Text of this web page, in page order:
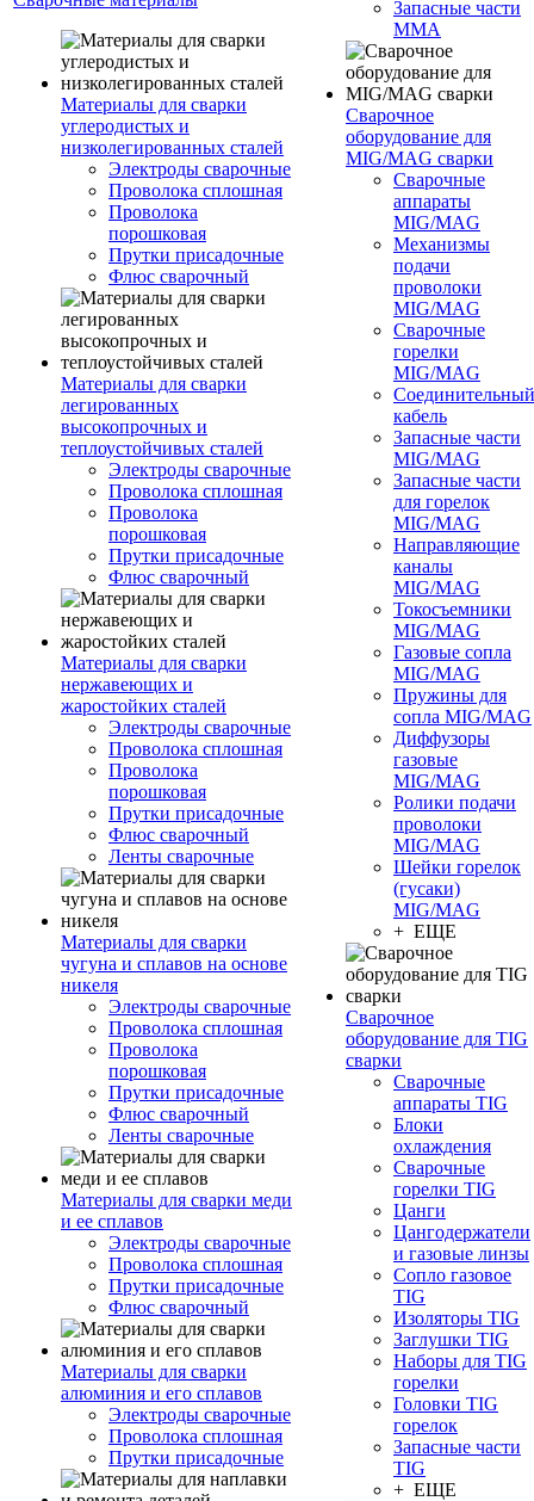
Материалы для сварки
углеродистых и
низколегированных сталей
Электроды сварочные
Проволока сплошная
Проволока
порошковая
Прутки присадочные
Флюс сварочный
Материалы для сварки
легированных
высокопрочных и
теплоустойчивых сталей
Электроды сварочные
Проволока сплошная
Проволока
порошковая
Прутки присадочные
Флюс сварочный
Материалы для сварки
нержавеющих и
жаростойких сталей
Электроды сварочные
Проволока сплошная
Проволока
порошковая
Прутки присадочные
Флюс сварочный
Ленты сварочные
Материалы для сварки
чугуна и сплавов на основе
никеля
Электроды сварочные
Проволока сплошная
Проволока
порошковая
Прутки присадочные
Флюс сварочный
Ленты сварочные
Материалы для сварки меди
и ее сплавов
Электроды сварочные
Проволока сплошная
Прутки присадочные
Флюс сварочный
Материалы для сварки
алюминия и его сплавов
Электроды сварочные
Проволока сплошная
Прутки присадочные
Запасные части
MMA
Сварочное
оборудование для
MIG/MAG сварки
Сварочные
аппараты
MIG/MAG
Механизмы
подачи
проволоки
MIG/MAG
Сварочные
горелки
MIG/MAG
Соединительный
кабель
Запасные части
MIG/MAG
Запасные части
для горелок
MIG/MAG
Направляющие
каналы
MIG/MAG
Токосъемники
MIG/MAG
Газовые сопла
MIG/MAG
Пружины для
сопла MIG/MAG
Диффузоры
газовые
MIG/MAG
Ролики подачи
проволоки
MIG/MAG
Шейки горелок
(гусаки)
MIG/MAG
+ ЕЩЕ
Сварочное
оборудование для TIG
сварки
Сварочные
аппараты TIG
Блоки
охлаждения
Сварочные
горелки TIG
Цанги
Цангодержатели
и газовые линзы
Сопло газовое
TIG
Изоляторы TIG
Заглушки TIG
Наборы для TIG
горелки
Головки TIG
горелок
Запасные части
TIG
+ ЕЩЕ